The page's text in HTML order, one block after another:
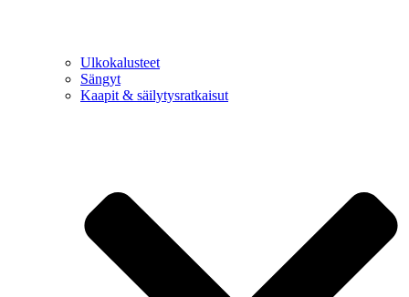
Ulkokalusteet
Sängyt
Kaapit & säilytysratkaisut